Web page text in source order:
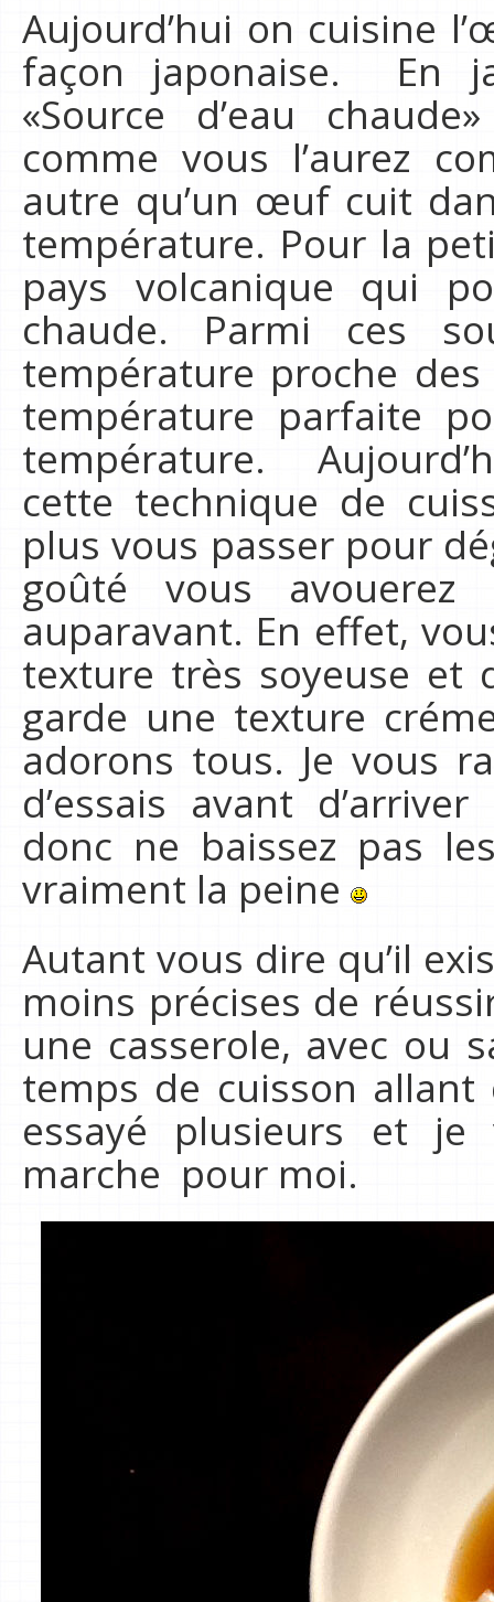
Aujourd’hui on cuisine
façon japonaise. En
«Source d’eau
comme vous l’aurez
autre qu’un œuf cuit
température. Pour la
pays volcanique qui
chaude. Parmi ces
température proche des
température parfaite
température.
cette technique de
plus vous passer pour
goûté vous avouerez
auparavant. En effet,
texture très soyeuse et
garde une texture
adorons tous. Je vous
d’essais avant
donc ne baissez pas
vraiment la peine
Autant vous dire qu’il
moins précises de
une casserole, avec ou
temps de cuisson
essayé plusieurs et
marche pour moi.